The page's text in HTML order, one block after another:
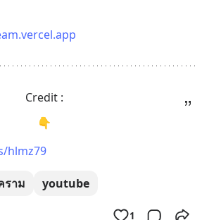
Credit :
👇
hlmz79​
ราม youtube
1